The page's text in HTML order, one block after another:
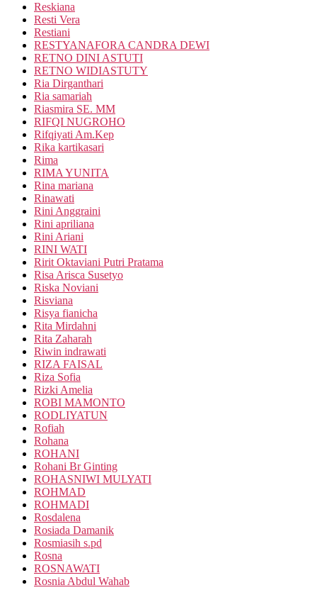
Reskiana
Resti Vera
Restiani
RESTYANAFORA CANDRA DEWI
RETNO DINI ASTUTI
RETNO WIDIASTUTY
Ria Dirganthari
Ria samariah
Riasmira SE. MM
RIFQI NUGROHO
Rifqiyati Am.Kep
Rika kartikasari
Rima
RIMA YUNITA
Rina mariana
Rinawati
Rini Anggraini
Rini apriliana
Rini Ariani
RINI WATI
Ririt Oktaviani Putri Pratama
Risa Arisca Susetyo
Riska Noviani
Risviana
Risya fianicha
Rita Mirdahni
Rita Zaharah
Riwin indrawati
RIZA FAISAL
Riza Sofia
Rizki Amelia
ROBI MAMONTO
RODLIYATUN
Rofiah
Rohana
ROHANI
Rohani Br Ginting
ROHASNIWI MULYATI
ROHMAD
ROHMADI
Rosdalena
Rosiada Damanik
Rosmiasih s.pd
Rosna
ROSNAWATI
Rosnia Abdul Wahab